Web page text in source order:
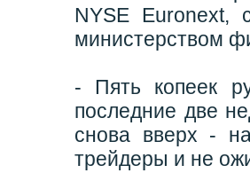
NYSE Euronext,
министерством
- Пять копеек
последние две
снова вверх -
трейдеры и не